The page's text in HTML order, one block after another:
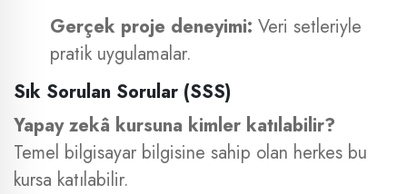
Gerçek proje deneyimi: Veri setleriyle
pratik uygulamalar.
Sık Sorulan Sorular (SSS)
Yapay zekâ kursuna kimler katılabilir?
Temel bilgisayar bilgisine sahip olan herkes bu
kursa katılabilir.